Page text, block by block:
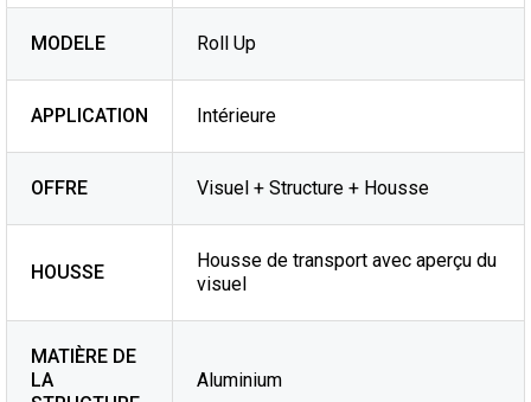
MODELE Roll Up
APPLICATION Intérieure
OFFRE Visuel + Structure + Housse
HOUSSE
Housse de transport avec aperçu du
visuel
MATIÈRE DE
LA
Aluminium